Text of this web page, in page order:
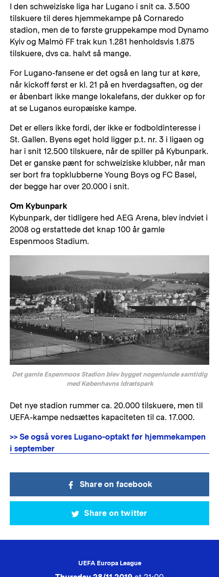
I den schweiziske liga har Lugano i snit ca. 3.500
tilskuere til deres hjemmekampe på Cornaredo
stadion, men de to første gruppekampe mod Dynamo
Kyiv og Malmö FF trak kun 1.281 henholdsvis 1.875
tilskuere, dvs ca. halvt så mange.
For Lugano-fansene er det også en lang tur at køre,
når kickoff først er kl. 21 på en hverdagsaften, og der
er åbenbart ikke mange lokalefans, der dukker op for
at se Luganos europæiske kampe.
Det er ellers ikke fordi, der ikke er fodboldinteresse i
St. Gallen. Byens eget hold ligger p.t. nr. 3 i ligaen og
har i snit 12.500 tilskuere, når de spiller på Kybunpark.
Det er ganske pænt for schweiziske klubber, når man
ser bort fra topklubberne Young Boys og FC Basel,
der begge har over 20.000 i snit.
Om Kybunpark
Kybunpark, der tidligere hed AEG Arena, blev indviet i
2008 og erstattede det knap 100 år gamle
Espenmoos Stadium.
Det gamle Espenmoos Stadion blev bygget nogenlunde samtidig
med Københavns Idrætspark
Det nye stadion rummer ca. 20.000 tilskuere, men til
UEFA-kampe nedsættes kapaciteten til ca. 17.000.
>> Se også vores Lugano-optakt før hjemmekampen
i september
Share on facebook
Share on twitter
UEFA Europa League